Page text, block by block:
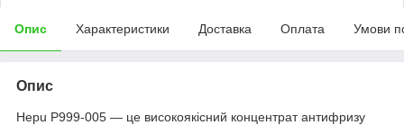
Опис Характеристики Доставка Оплата Умови
Опис
Hepu P999-005 — це високоякісний концентрат антифризу